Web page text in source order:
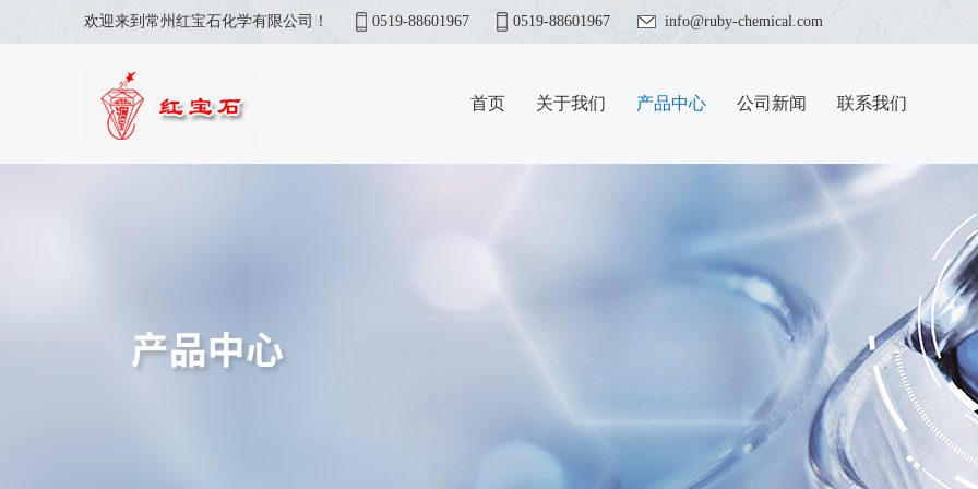
欢迎来到常州红宝石化学有限公司！ 0519-88601967 0519-88601967 info@ruby-chemical.com
首页 关于我们 产品中心 公司新闻 联系我们